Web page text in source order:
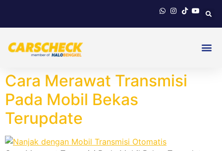
Cara Merawat Transmisi
Pada Mobil Bekas
Terupdate